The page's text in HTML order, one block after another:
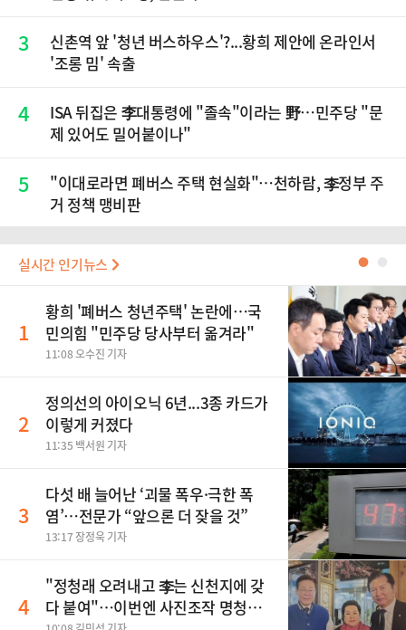
3
신촌역 앞 '청년 버스하우스'?...황희 제안에 온라인서
'조롱 밈' 속출
4
ISA 뒤집은 李대통령에 "졸속"이라는 野…민주당 "문
제 있어도 밀어붙이나"
5
"이대로라면 폐버스 주택 현실화"…천하람, 李정부 주
거 정책 맹비판
실시간 인기뉴스 ●
1
황희 '폐버스 청년주택' 논란에…국
민의힘 "민주당 당사부터 옮겨라"
11:08 오수진 기자
2
정의선의 아이오닉 6년...3종 카드가
이렇게 커졌다
11:35 백서원 기자
3
다섯 배 늘어난 ‘괴물 폭우·극한 폭
염’…전문가 “앞으론 더 잦을 것”
13:17 장정욱 기자
4
"정청래 오려내고 李는 신천지에 갖
다 붙여"…이번엔 사진조작 명청대